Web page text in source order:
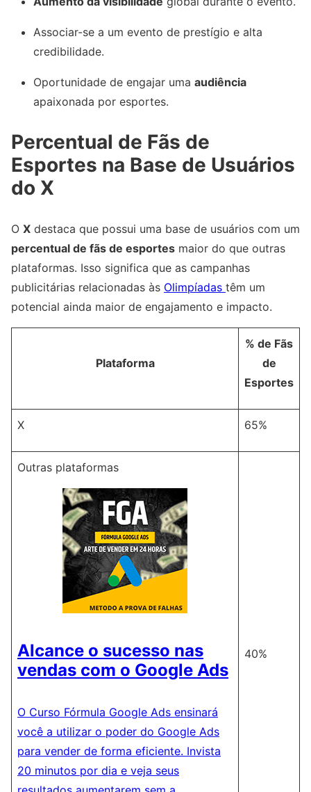
Associar-se a um evento de prestígio e alta
credibilidade.
Oportunidade de engajar uma audiência
apaixonada por esportes.
Percentual de Fãs de
Esportes na Base de Usuários
do X
O X destaca que possui uma base de usuários com um
percentual de fãs de esportes maior do que outras
plataformas. Isso significa que as campanhas
publicitárias relacionadas às Olimpíadas têm um
potencial ainda maior de engajamento e impacto.
Plataforma
% de Fãs
de
Esportes
X 65%
Outras plataformas
Alcance o sucesso nas
vendas com o Google Ads
O Curso Fórmula Google Ads ensinará
você a utilizar o poder do Google Ads
para vender de forma eficiente. Invista
20 minutos por dia e veja seus
40%